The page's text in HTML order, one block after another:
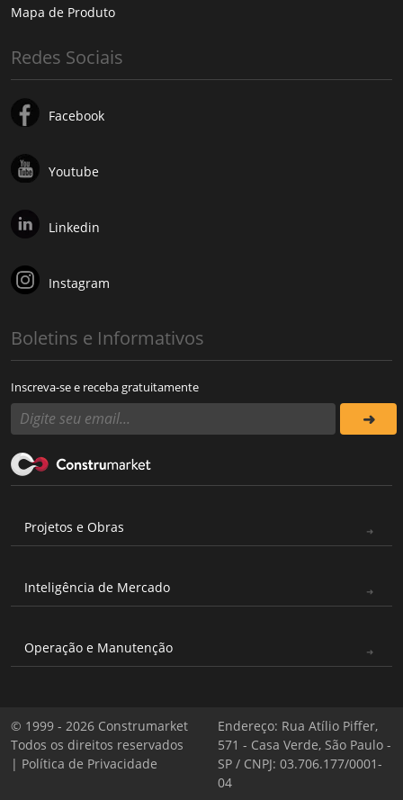
Mapa de Produto
Redes Sociais
Facebook
Youtube
Linkedin
Instagram
Boletins e Informativos
Inscreva-se e receba gratuitamente
Projetos e Obras
Inteligência de Mercado
Operação e Manutenção
© 1999 - 2026 Construmarket
Todos os direitos reservados
| Política de Privacidade
Endereço: Rua Atílio Piffer,
571 - Casa Verde, São Paulo -
SP / CNPJ: 03.706.177/0001-
04